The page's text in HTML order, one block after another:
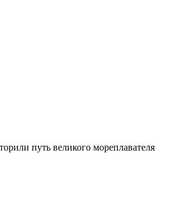
путь великого мореплавателя